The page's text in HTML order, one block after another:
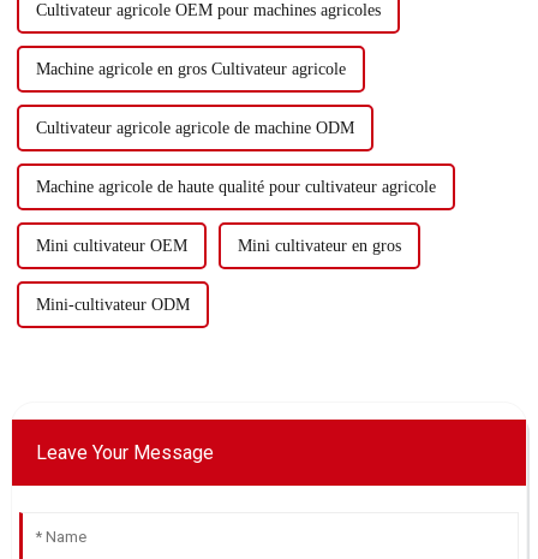
Cultivateur agricole OEM pour machines agricoles
Machine agricole en gros Cultivateur agricole
Cultivateur agricole agricole de machine ODM
Machine agricole de haute qualité pour cultivateur agricole
Mini cultivateur OEM Mini cultivateur en gros
Mini-cultivateur ODM
Leave Your Message